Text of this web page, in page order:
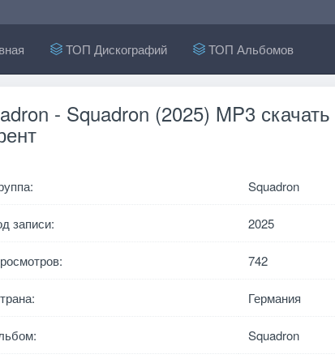
ТОП Дискографий ТОП Альбомов
- Squadron (2025) MP3 скачать
Squadron
записи: 2025
742
Германия
Squadron